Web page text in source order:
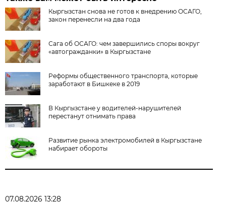
Кыргызстан снова не готов к внедрению ОСАГО,
закон перенесли на два года
Сага об ОСАГО: чем завершились споры вокруг
«автогражданки» в Кыргызстане
Реформы общественного транспорта, которые
заработают в Бишкеке в 2019
В Кыргызстане у водителей-нарушителей
перестанут отнимать права
Развитие рынка электромобилей в Кыргызстане
набирает обороты
07.08.2026 13:28